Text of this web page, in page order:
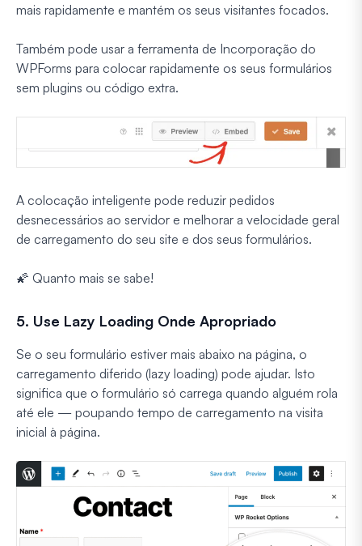
mais rapidamente e mantém os seus visitantes focados.
Também pode usar a ferramenta de Incorporação do
WPForms para colocar rapidamente os seus formulários
sem plugins ou código extra.
A colocação inteligente pode reduzir pedidos
desnecessários ao servidor e melhorar a velocidade geral
de carregamento do seu site e dos seus formulários.
🌠 Quanto mais se sabe!
5. Use Lazy Loading Onde Apropriado
Se o seu formulário estiver mais abaixo na página, o
carregamento diferido (lazy loading) pode ajudar. Isto
significa que o formulário só carrega quando alguém rola
até ele — poupando tempo de carregamento na visita
inicial à página.